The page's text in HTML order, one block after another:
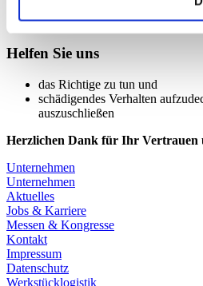
Helfen Sie uns​
das Richtige zu tun und​
schädigendes Verhalten
auszuschließen
Herzlichen Dank für Ihr Vertrauen
Unternehmen
Unternehmen
Aktuelles
Jobs & Karriere
Messen & Kongresse
Kontakt
Impressum
Datenschutz
Werkstücklogistik